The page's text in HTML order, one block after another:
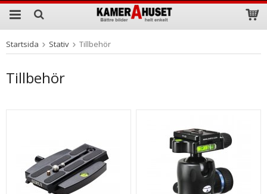
Produkten har blivit tillagd i varukorgen
Startsida Stativ Tillbehör
Tillbehör